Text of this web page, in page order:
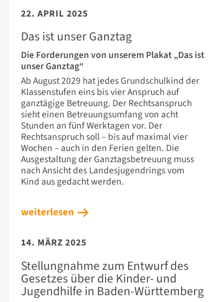
22. APRIL 2025
Das ist unser Ganztag
Die Forderungen von unserem Plakat „Das ist
unser Ganztag“
Ab August 2029 hat jedes Grundschulkind der
Klassenstufen eins bis vier Anspruch auf
ganztägige Betreuung. Der Rechtsanspruch
sieht einen Betreuungsumfang von acht
Stunden an fünf Werktagen vor. Der
Rechtsanspruch soll – bis auf maximal vier
Wochen – auch in den Ferien gelten. Die
Ausgestaltung der Ganztagsbetreuung muss
nach Ansicht des Landesjugendrings vom
Kind aus gedacht werden.
weiterlesen
14. MÄRZ 2025
Stellungnahme zum Entwurf des
Gesetzes über die Kinder- und
Jugendhilfe in Baden-Württemberg